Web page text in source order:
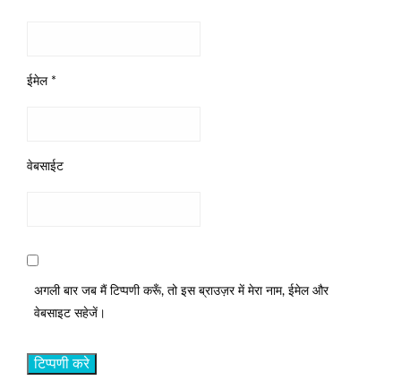
ईमेल *
वेबसाईट
अगली बार जब मैं टिप्पणी करूँ, तो इस ब्राउज़र में मेरा नाम, ईमेल और
वेबसाइट सहेजें।